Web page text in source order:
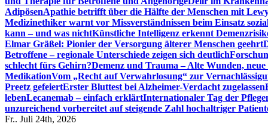
AdipösenApathie betrifft über die Hälfte der Menschen mit
Medizinethiker warnt vor Missverständnissen beim Einsatz
kann – und was nichtKünstliche Intelligenz erkennt
Elmar Gräßel: Pionier der Versorgung älterer Menschen geehrt
Betroffene – regionale Unterschiede zeigen sich deutlich
schlecht fürs Gehirn?Demenz und Trauma – Alte Wunden,
MedikationVom „Recht auf Verwahrlosung“ zur
Preetz gefeiertErster Bluttest bei Alzheimer-Verdacht zugelassen
lebenLecanemab – einfach erklärtInternationaler Tag der
unzureichend vorbereitet auf steigende Zahl hochaltriger
Fr.. Juli 24th, 2026